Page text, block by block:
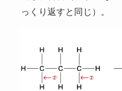
っくり返すと同じ）。